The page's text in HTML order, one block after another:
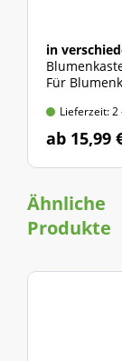
in
Für
max.Lieferzeit: 2
ab 15,99
Ähnliche
Produkte